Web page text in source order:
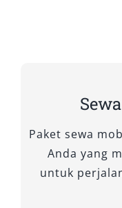
Tips
Surabaya
Memilih rental
membutuhkan
perjalanan Anda
anggaran.
Paket sewa
Anda yang
untuk